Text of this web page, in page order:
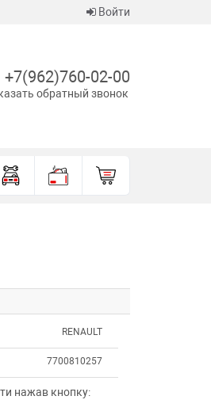
Войти
+7(962)760-02-00
обратный звонок
RENAULT
7700810257
нажав кнопку: